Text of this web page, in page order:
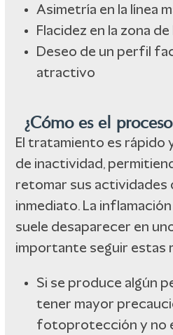
Asimetría en la línea
Flacidez en la zona de
Deseo de un perfil
atractivo
¿Cómo es el
El tratamiento es rápido
de inactividad,
retomar sus actividades
inmediato. La
suele desaparecer en
importante seguir estas
Si se produce algún
tener mayor
fotoprotección y no